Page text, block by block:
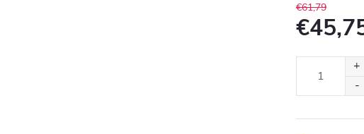
€61,79